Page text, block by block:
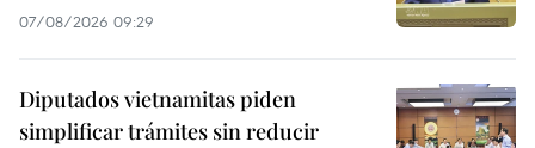
07/08/2026 09:29
Diputados vietnamitas piden
simplificar trámites sin reducir